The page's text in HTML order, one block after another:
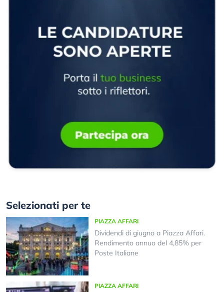
Selezionati per te
PIAZZA AFFARI
Dividendi di giugno a Piazza Affari.
Rendimento annuo del 4,85% per
Poste Italiane
PIAZZA AFFARI